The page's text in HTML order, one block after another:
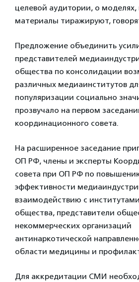
целевой аудитории, о
материалы тиражируют,
Предложение объединить
представителей
общества по консолидации
различных медиаинститутов
популяризации социально
прозвучало на первом
координационного совета.
На расширенное заседание
ОП РФ, члены и эксперты
совета при ОП РФ по
эффективности
взаимодействию с
общества, представители
некоммерческих организаций
антинаркотической
области медицины и
Для аккредитации СМИ